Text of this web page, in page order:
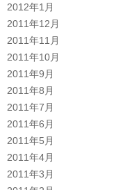
2012年1月
2011年12月
2011年11月
2011年10月
2011年9月
2011年8月
2011年7月
2011年6月
2011年5月
2011年4月
2011年3月